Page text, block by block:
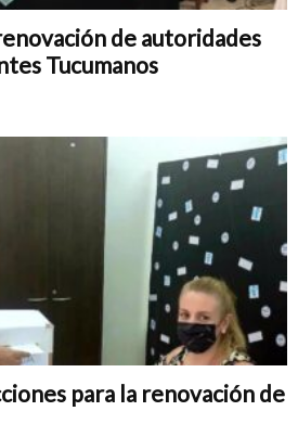
de autoridades
Tucumanos
para la renovación de